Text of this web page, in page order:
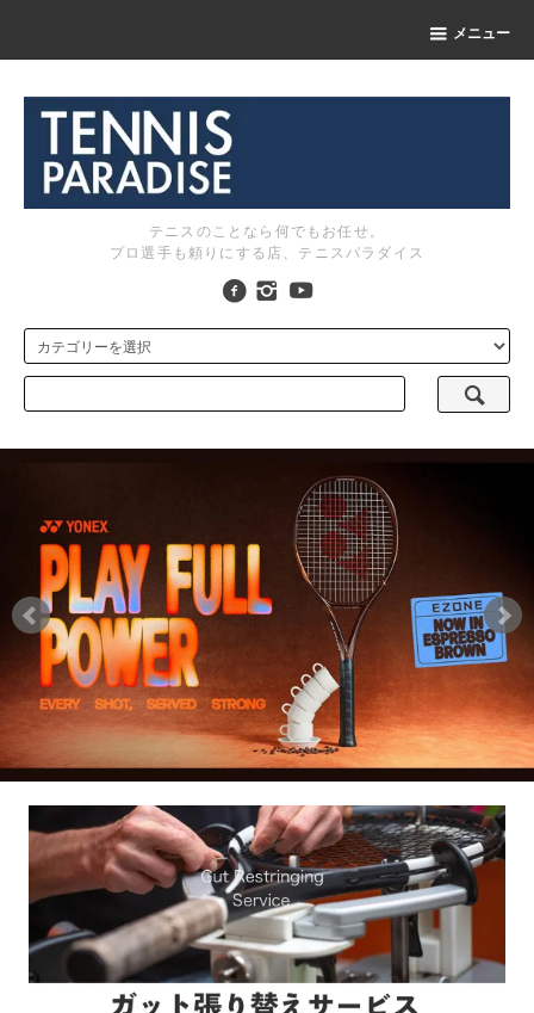
メニュー
テニスのことなら何でもお任せ。
プロ選手も頼りにする店、テニスパラダイス